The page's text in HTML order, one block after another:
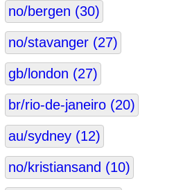
no/bergen (30)
no/stavanger (27)
gb/london (27)
br/rio-de-janeiro (20)
au/sydney (12)
no/kristiansand (10)